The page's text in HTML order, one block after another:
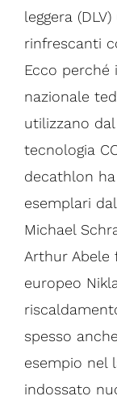
leggera
rinfrescanti
Ecco
nazionale
utilizzano
tecnologia
decathlon
esemplari
Michael
Arthur Abele
europeo
spesso
esempio nel
indossato